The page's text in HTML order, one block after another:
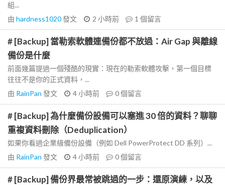
組...
由 hardness1020發文 2 小時前 1 個留言
# [Backup] 當勒索軟體連備份都不放過：Air Gap 與離線
備份是什麼
前面幾篇提過一個殘酷的現實：現在的勒索軟體攻擊，第一個目標
往往不是你的正式資料，...
由 RainPan 發文 4 小時前 0個留言
# [Backup] 為什麼備份設備可以塞進 30 倍的資料？聊聊
重複資料刪除（Deduplication）
如果你看過企業級備份設備（例如 Dell PowerProtect DD 系列）...
由 RainPan 發文 4 小時前 0個留言
# [Backup] 備份界最常被跳過的一步：還原演練，以及